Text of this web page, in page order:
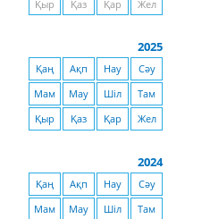
Қыр Қаз Қар Жел
2025
Қаң Ақп Нау
Сәу
Мам
Мау Шіл
Там
Қыр
Қаз Қар Жел
2024
Қаң Ақп Нау
Сәу
Мам
Мау Шіл
Там